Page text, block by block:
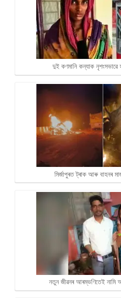
দুই কণমানি কন্যাক
মিৰ্জাপুৰত ট্ৰাক আৰু বাহনৰ
নতুন জীৱনৰ আৰম্ভণিতেই নামি